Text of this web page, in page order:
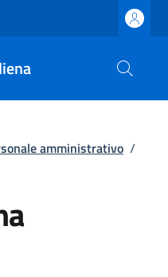
amministrativo /